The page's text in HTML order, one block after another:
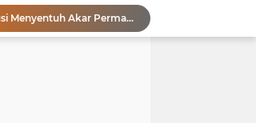
Pencegahan HIV dalam Perspektif Islam: Solusi Menyentuh Akar Permasalahan